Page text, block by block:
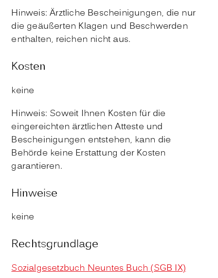
Hinweis: Ärztliche Bescheinigungen, die nur
die geäußerten Klagen und Beschwerden
enthalten, reichen nicht aus.
Kosten
keine
Hinweis: Soweit Ihnen Kosten für die
eingereichten ärztlichen Atteste und
Bescheinigungen entstehen, kann die
Behörde keine Erstattung der Kosten
garantieren.
Hinweise
keine
Rechtsgrundlage
Sozialgesetzbuch Neuntes Buch (SGB IX)